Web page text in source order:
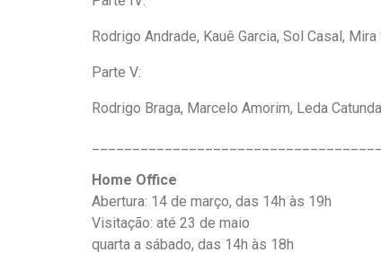
Rodrigo Andrade, Kauê Garcia, Sol Casal,
Parte V:
Rodrigo Braga, Marcelo Amorim, Leda
Home Office
Abertura: 14 de março, das 14h às 19h
Visitação: até 23 de maio
quarta a sábado, das 14h às 18h